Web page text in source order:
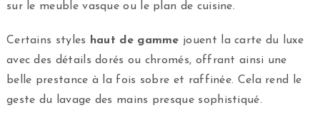
sur le meuble vasque ou le plan de cuisine.
Certains styles haut de gamme jouent la carte du luxe
avec des détails dorés ou chromés, offrant ainsi une
belle prestance à la fois sobre et raffinée. Cela rend le
geste du lavage des mains presque sophistiqué.